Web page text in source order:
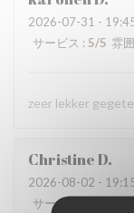
2026-07-31 -
サービス : 5/5 雰
zeer lekker
ChristineD
2026-08-02 -
サービス